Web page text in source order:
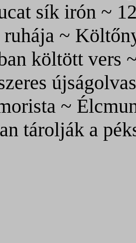
sík irón ~
ruhája ~
költött vers
~
tárolják a